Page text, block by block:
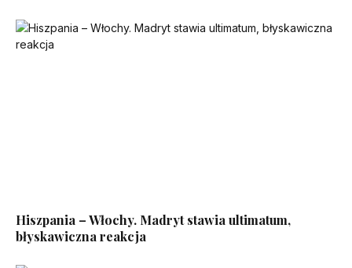
Hiszpania – Włochy. Madryt stawia ultimatum,
błyskawiczna reakcja